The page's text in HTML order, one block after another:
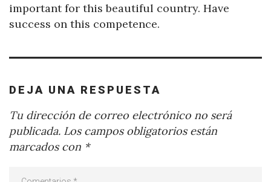
important for this beautiful country. Have
success on this competence.
DEJA UNA RESPUESTA
Tu dirección de correo electrónico no será
publicada. Los campos obligatorios están
marcados con *